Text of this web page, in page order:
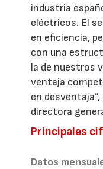
industria
eléctricos. El
en eficiencia,
con una
la de nuestros
ventaja
en
directora
Principales
Datos